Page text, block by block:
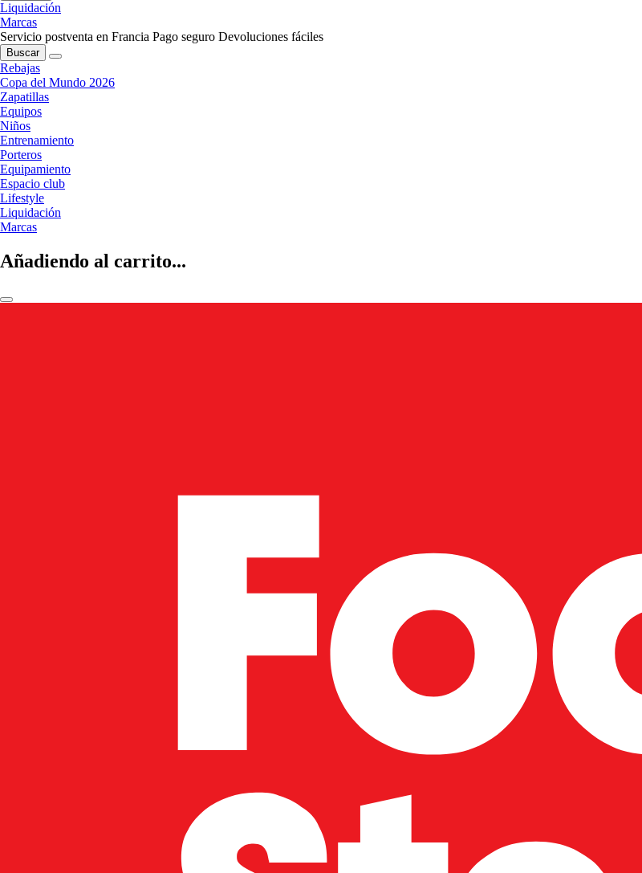
Liquidación
Marcas
Servicio postventa en Francia Pago seguro Devoluciones fáciles
Buscar
Rebajas
Copa del Mundo 2026
Zapatillas
Equipos
Niños
Entrenamiento
Porteros
Equipamiento
Espacio club
Lifestyle
Liquidación
Marcas
Añadiendo al carrito...